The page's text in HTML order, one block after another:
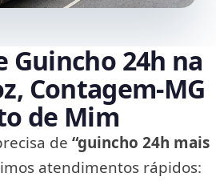
Guincho 24h na
Contagem‑MG
de Mim
de “guincho 24h mais
atendimentos rápidos: